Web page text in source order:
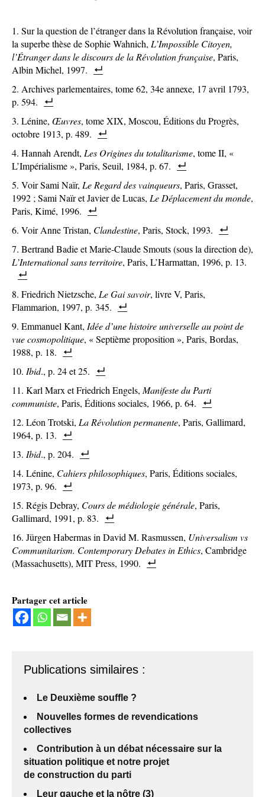
Sur la question de l’étranger dans la Révolution française, voir
la superbe thèse de Sophie Wahnich, L’Impossible Citoyen,
l’Étranger dans le discours de la Révolution française, Paris,
Albin Michel, 1997.
Archives parlementaires, tome 62, 34e annexe, 17 avril 1793,
p. 594.
Lénine, Œuvres, tome XIX, Moscou, Éditions du Progrès,
octobre 1913, p. 489.
Hannah Arendt, Les Origines du totalitarisme, tome II, «
L’Impérialisme », Paris, Seuil, 1984, p. 67.
Voir Sami Naïr, Le Regard des vainqueurs, Paris, Grasset,
1992 ; Sami Naïr et Javier de Lucas, Le Déplacement du monde,
Paris, Kimé, 1996.
Voir Anne Tristan, Clandestine, Paris, Stock, 1993.
Bertrand Badie et Marie-Claude Smouts (sous la direction de),
L’International sans territoire, Paris, L’Harmattan, 1996, p. 13.
Friedrich Nietzsche, Le Gai savoir, livre V, Paris,
Flammarion, 1997, p. 345.
Emmanuel Kant, Idée d’une histoire universelle au point de
vue cosmopolitique, « Septième proposition », Paris, Bordas,
1988, p. 18.
Ibid., p. 24 et 25.
Karl Marx et Friedrich Engels,Manifeste du Parti
communiste, Paris, Éditions sociales, 1966, p. 64.
Léon Trotski, La Révolution permanente, Paris, Gallimard,
1964, p. 13.
Ibid., p. 204.
Lénine, Cahiers philosophiques, Paris, Éditions sociales,
1973, p. 96.
Régis Debray, Cours de médiologie générale, Paris,
Gallimard, 1991, p. 83.
Jürgen Habermas in David M. Rasmussen, Universalism vs
Communitarism. Contemporary Debates in Ethics, Cambridge
(Massachusetts), MIT Press, 1990.
Partager cet article
Publications similaires :
Le Deuxième souffle ?
Nouvelles formes de revendications
collectives
Contribution à un débat nécessaire sur la
situation politique et notre projet
de construction du parti
Leur gauche et la nôtre (3)